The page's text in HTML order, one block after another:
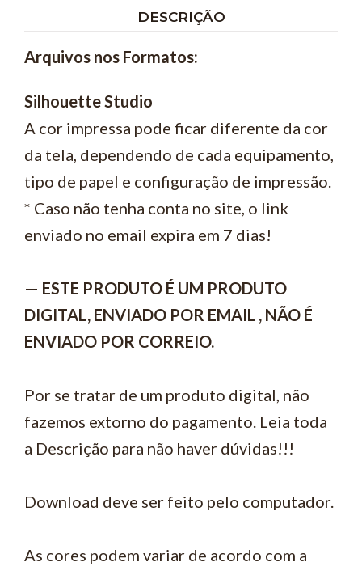
DESCRIÇÃO
Arquivos nos Formatos:
Silhouette Studio
A cor impressa pode ficar diferente da cor
da tela, dependendo de cada equipamento,
tipo de papel e configuração de impressão.
* Caso não tenha conta no site, o link
enviado no email expira em 7 dias!
— ESTE PRODUTO É UM PRODUTO
DIGITAL, ENVIADO POR EMAIL , NÃO É
ENVIADO POR CORREIO.
Por se tratar de um produto digital, não
fazemos extorno do pagamento. Leia toda
a Descrição para não haver dúvidas!!!
Download deve ser feito pelo computador.
As cores podem variar de acordo com a